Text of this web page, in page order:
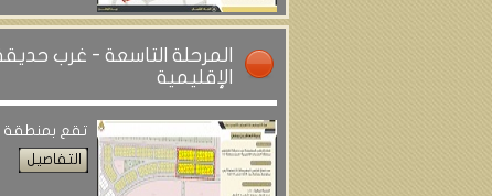
المرحلة التاسعة - غرب
الإقليمية
تقع بمنطقة
التفاصيل